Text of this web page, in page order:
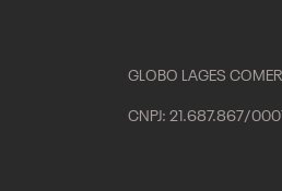
GLOBO LAGES
CNPJ: 21.687.867/